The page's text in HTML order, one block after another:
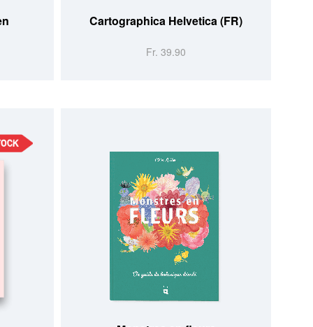
Cartographica Helvetica (FR)
Fr. 39.90